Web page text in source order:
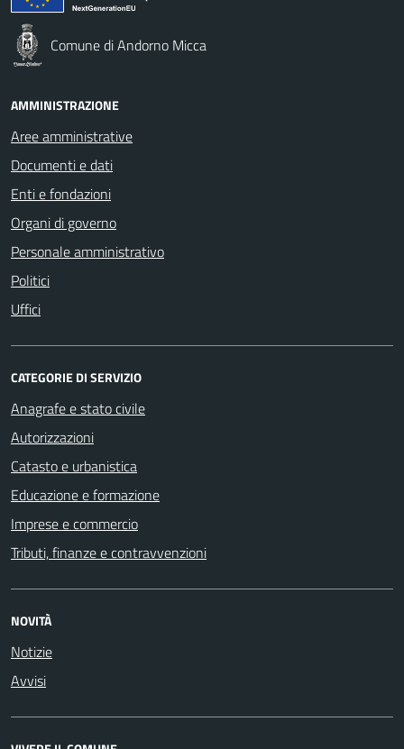
Comune di Andorno Micca
AMMINISTRAZIONE
Aree amministrative
Documenti e dati
Enti e fondazioni
Organi di governo
Personale amministrativo
Politici
Uffici
CATEGORIE DI SERVIZIO
Anagrafe e stato civile
Autorizzazioni
Catasto e urbanistica
Educazione e formazione
Imprese e commercio
Tributi, finanze e contravvenzioni
NOVITÀ
Notizie
Avvisi